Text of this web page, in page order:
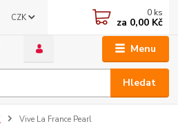
Menu
CZK
Hledat
0 ks
za 0,00 Kč
Vive La France Pearl